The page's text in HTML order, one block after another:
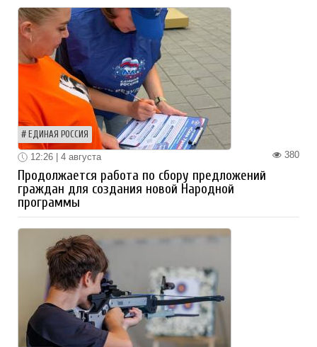
ЕДИНАЯ РОССИЯ
380
12:26 | 4 августа
Продолжается работа по сбору предложений
граждан для создания новой Народной
программы